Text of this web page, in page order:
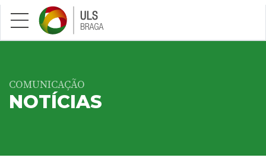
Saltar para conteúdo principal
COMUNICAÇÃO
NOTÍCIAS